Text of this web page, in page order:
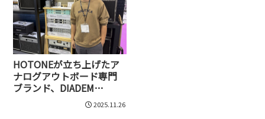
HOTONEが立ち上げたア
ナログアウトボード専門
ブランド、DIADEM
TONE。ビンテージ名機の
復刻とオリジナル設計で
2025.11.26